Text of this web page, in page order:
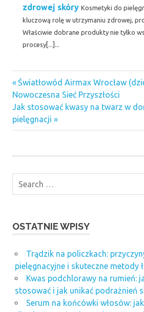
zdrowej skóry Kosmetyki do
kluczową rolę w utrzymaniu zdrowej,
Właściwie dobrane produkty nie tylko
procesy[...]...
Nawigacja
wpisu
Previous
Post:
Światłowód Airmax Wrocław
Nowoczesna Sieć Przyszłości
Next
Post:
Jak stosować kwasy na twarz w
pielęgnacji
OSTATNIE WPISY
Trądzik na policzkach:
pielęgnacyjne i skuteczne metody
Kwas podchlorawy na rumień:
stosować i jak unikać podrażnień
Serum na końcówki włosów: